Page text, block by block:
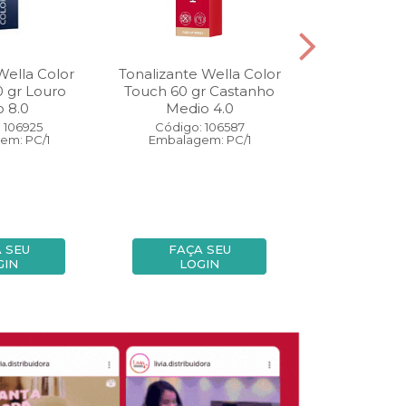
Color
gr Louro
8.0
PC/1
SEU
Tonalizante Wella Color
Touch 60 gr Castanho
Medio 4.0
Código: 106587
Embalagem: PC/1
FAÇA SEU
LOGIN